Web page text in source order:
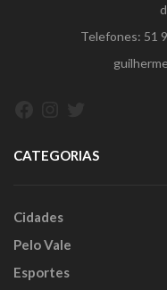
Telefones: 51
CATEGORIAS
Cidades
Pelo Vale
Esportes